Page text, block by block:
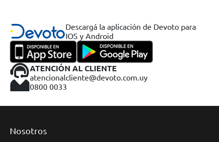
Descargá la aplicación de Devoto para
IOS y Android
ATENCIÓN AL CLIENTE
atencionalcliente@devoto.com.uy
0800 0033
Nosotros